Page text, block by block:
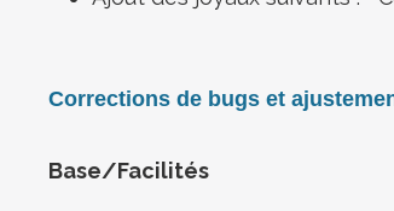
Corrections de bugs et
Base/Facilités